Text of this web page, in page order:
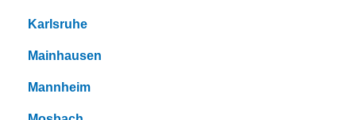
Karlsruhe
Mainhausen
Mannheim